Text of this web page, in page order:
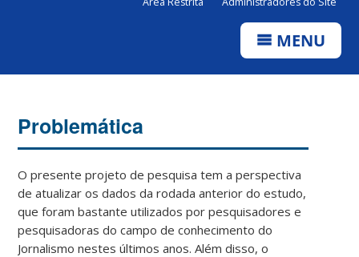
MENU
Problemática
O presente projeto de pesquisa tem a perspectiva
de atualizar os dados da rodada anterior do estudo,
que foram bastante utilizados por pesquisadores e
pesquisadoras do campo de conhecimento do
Jornalismo nestes últimos anos. Além disso, o